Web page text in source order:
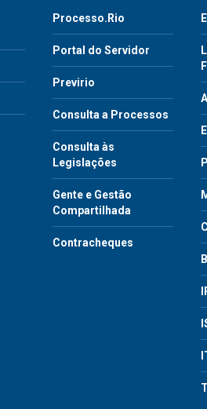
Processo.Rio
Portal do Servidor
Previrio
Consulta a Processos
Consulta às
Legislações
Gente e Gestão
Compartilhada
Contracheques